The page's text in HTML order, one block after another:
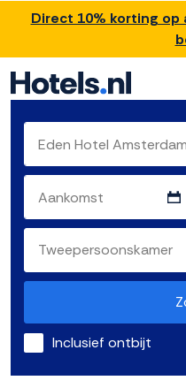
Direct 10% korting op
Inclusief ontbijt